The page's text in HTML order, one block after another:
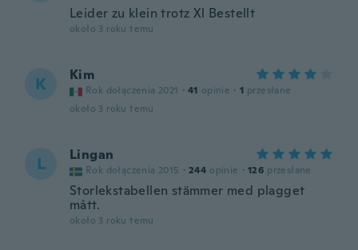
Leider zu klein trotz Xl Bestellt
około 3 roku temu
K Kim
Rok dołączenia 2021 · 41 opinie · 1 przesłane
około 3 roku temu
L Lingan
Rok dołączenia 2015 · 244 opinie · 126 przesłane
Storlekstabellen stämmer med plagget
mått.
około 3 roku temu